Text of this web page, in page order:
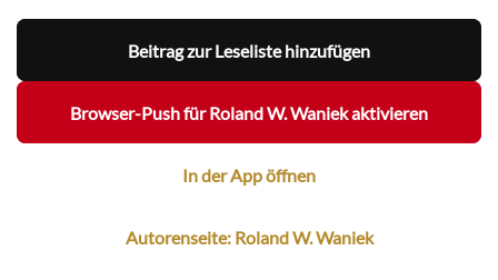
Beitrag zur Leseliste hinzufügen
Browser-Push für Roland W. Waniek aktivieren
In der App öffnen
Autorenseite: Roland W. Waniek